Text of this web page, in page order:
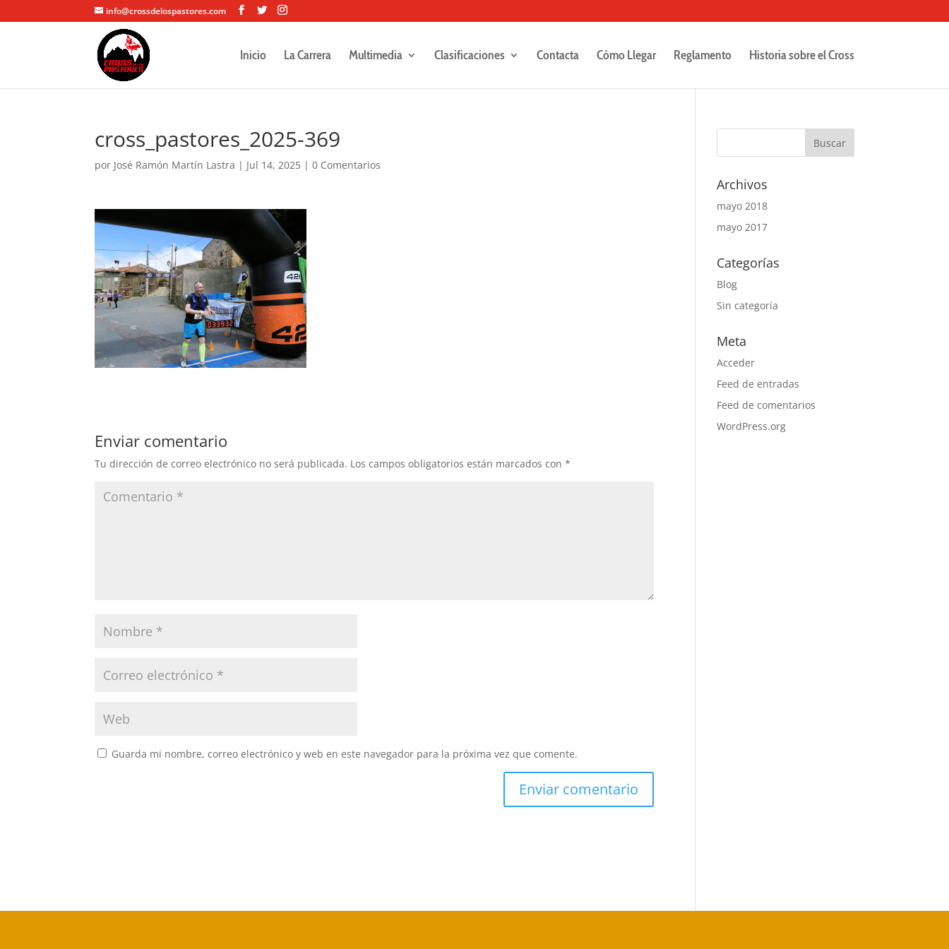
info@crossdelospastores.com
Inicio La Carrera Multimedia Clasificaciones Contacta Cómo Llegar Reglamento Historia sobre el Cross
cross_pastores_2025-369
por José Ramón Martín Lastra | Jul 14, 2025 |0 Comentarios
Enviar comentario
Tu dirección de correo electrónico no será publicada. Los campos obligatorios están marcados con*
Guarda mi nombre, correo electrónico y web en este navegador para la próxima vez que comente.
Archivos
mayo 2018
mayo 2017
Categorías
Blog
Sin categoría
Meta
Acceder
Feed de entradas
Feed de comentarios
WordPress.org